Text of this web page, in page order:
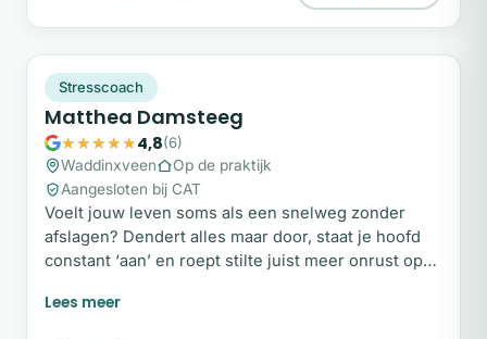
Plek beschikbaar
Stresscoach
Matthea Damsteeg
4,8(6)
Waddinxveen
Op de praktijk
Aangesloten bij CAT
Voelt jouw leven soms als een snelweg zonder
afslagen? Dendert alles maar door, staat je hoofd
constant ‘aan’ en roept stilte juist meer onrust op?
vrouwen die zich verloren voelen in de drukte van